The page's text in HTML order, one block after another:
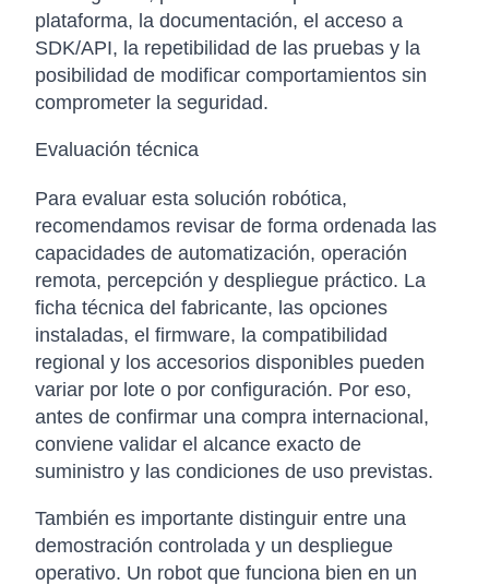
plataforma, la documentación, el acceso a
SDK/API, la repetibilidad de las pruebas y la
posibilidad de modificar comportamientos sin
comprometer la seguridad.
Evaluación técnica
Para evaluar esta solución robótica,
recomendamos revisar de forma ordenada las
capacidades de automatización, operación
remota, percepción y despliegue práctico. La
ficha técnica del fabricante, las opciones
instaladas, el firmware, la compatibilidad
regional y los accesorios disponibles pueden
variar por lote o por configuración. Por eso,
antes de confirmar una compra internacional,
conviene validar el alcance exacto de
suministro y las condiciones de uso previstas.
También es importante distinguir entre una
demostración controlada y un despliegue
operativo. Un robot que funciona bien en un